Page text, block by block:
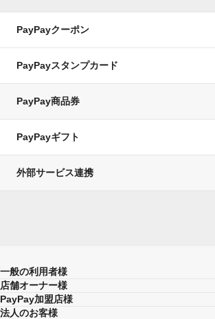
PayPayクーポン
PayPayスタンプカード
PayPay商品券
PayPayギフト
外部サービス連携
一般の利用者様
店舗オーナー様
PayPay加盟店様
法人のお客様